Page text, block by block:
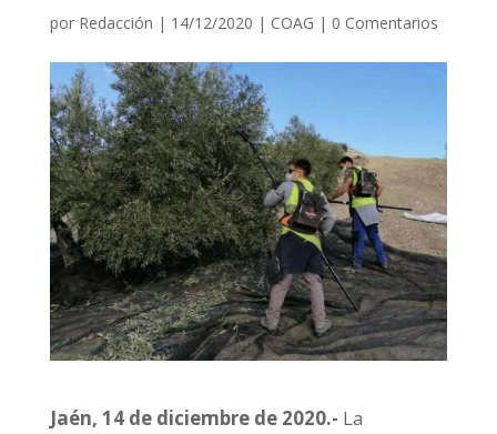
por Redacción | 14/12/2020 | COAG | 0 Comentarios
Jaén, 14 de diciembre de 2020.- La